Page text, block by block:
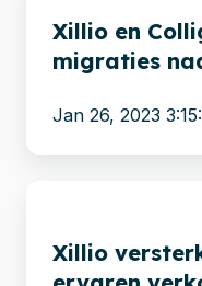
vraag
Colligo
versnellen
naar
Microsoft
Xillio en
migraties
Jan 26, 2023
salesteam
Xillio